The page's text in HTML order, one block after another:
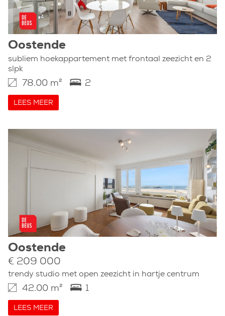
Oostende
subliem hoekappartement met frontaal zeezicht en 2
slpk
78.00 m² 2
LEES MEER
Oostende
€ 209 000
trendy studio met open zeezicht in hartje centrum
42.00 m² 1
LEES MEER